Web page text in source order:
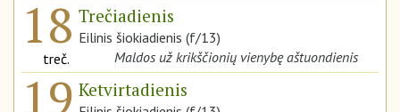
18
treč.
Trečiadienis
Eilinis šiokiadienis (f/13)
Maldos už krikščionių vienybę aštuondienis
19 Ketvirtadienis